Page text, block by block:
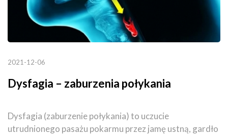
2021-12-06
Dysfagia – zaburzenia połykania
Dysfagia (zaburzenie połykania) to uczucie
utrudnionego pasażu pokarmu przez jamę ustną, gardło